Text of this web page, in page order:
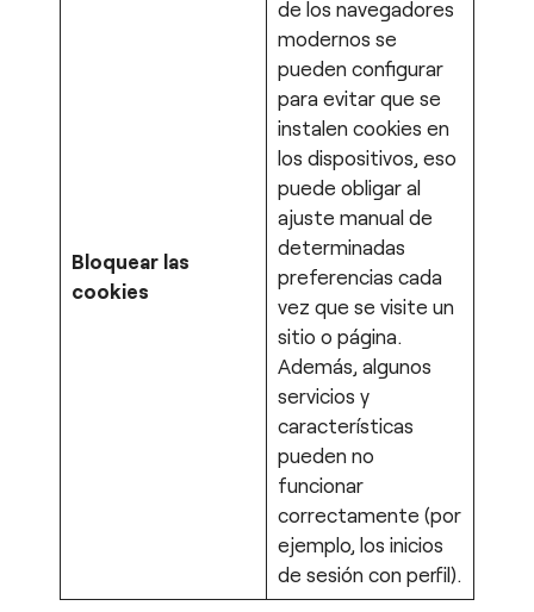
Bloquear las
cookies
de los navegadores
modernos se
pueden configurar
para evitar que se
instalen cookies en
los dispositivos, eso
puede obligar al
ajuste manual de
determinadas
preferencias cada
vez que se visite un
sitio o página.
Además, algunos
servicios y
características
pueden no
funcionar
correctamente (por
ejemplo, los inicios
de sesión con perfil).